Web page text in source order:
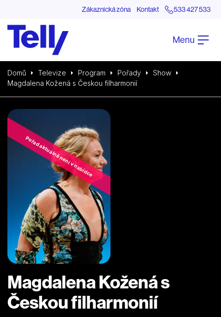
Zákaznická zóna Kontakt 533 427 533
Menu
Domů Televize Program Pořady
Show
Magdalena Kožená s Českou filharmonií
Pořad aktuálně není v nabídce
Magdalena Kožená s
Českou filharmonií